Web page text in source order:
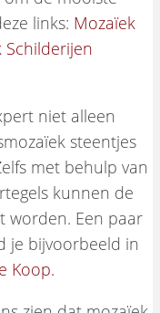
links: Mozaïek
Schilderijen
niet alleen
steentjes
met behulp van
kunnen de
worden. Een paar
je bijvoorbeeld in
Koop.